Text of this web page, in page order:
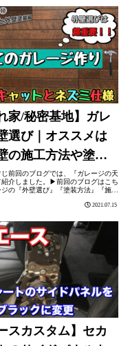
家/秘密基地】ガレ
選び｜オススメは
施工方法や塗装
します。
前回のブログでは、『ガレージの天
介しました。▶︎前回のブログはこち
の『外壁選び』『塗装方法』『施工
2021.07.15
スカスタム】セカ